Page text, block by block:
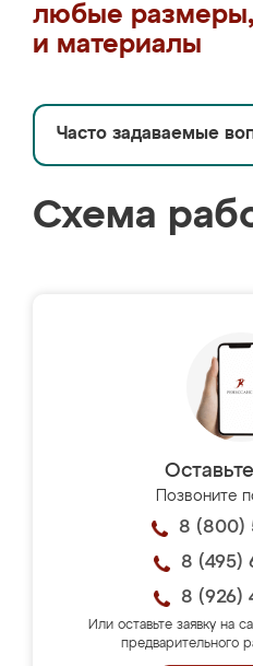
любые размеры,
и материалы
Часто задаваемые
Схема
Позвоните
8 (800)
8 (495)
8 (926)
Или оставьте заявку на
предварительного